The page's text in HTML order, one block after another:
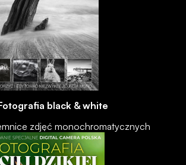
black & white
zdjęć monochromatycznych